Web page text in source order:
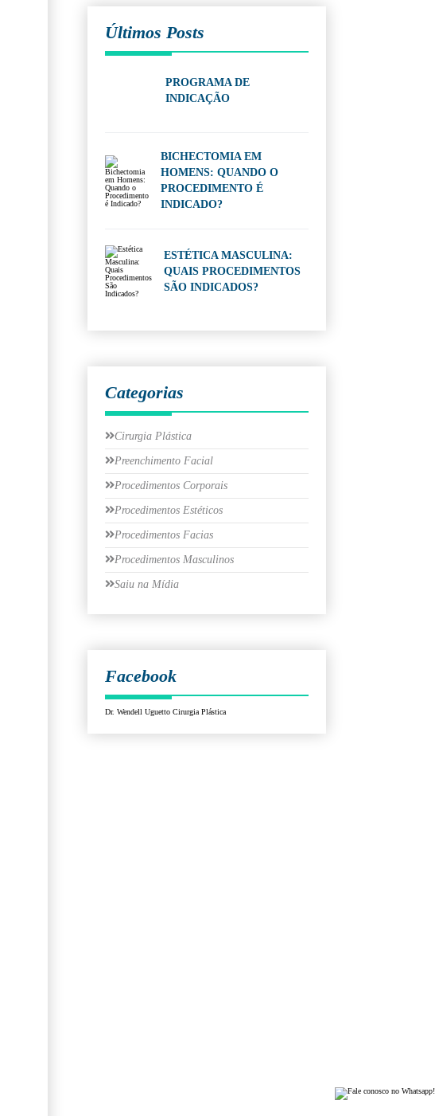
Últimos Posts
PROGRAMA DE
INDICAÇÃO
BICHECTOMIA EM
HOMENS: QUANDO O
PROCEDIMENTO É
INDICADO?
ESTÉTICA MASCULINA:
QUAIS PROCEDIMENTOS
SÃO INDICADOS?
Categorias
Cirurgia Plástica
Preenchimento Facial
Procedimentos Corporais
Procedimentos Estéticos
Procedimentos Facias
Procedimentos Masculinos
Saiu na Mídia
Facebook
Dr. Wendell Uguetto Cirurgia Plástica